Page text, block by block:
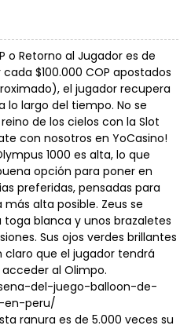
o Retorno al Jugador es de
$100.000 COP apostados
el jugador recupera
lo largo del tiempo. No se
de los cielos con la Slot
con nosotros en YoCasino!
1000 es alta, lo que
opción para poner en
preferidas, pensadas para
alta posible. Zeus se
blanca y unos brazaletes
Sus ojos verdes brillantes
claro que el jugador tendrá
al Olimpo.
del-juego-balloon-de-
en-peru/
ranura es de 5.000 veces su